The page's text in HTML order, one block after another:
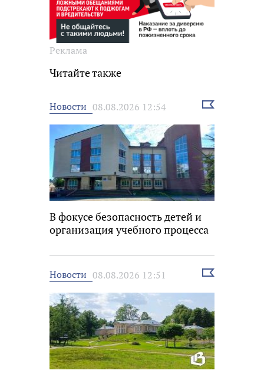
Реклама
Читайте также
Новости 08.08.2026 12:54
Выбрать
В фокусе безопасность детей и
организация учебного процесса
Новости 08.08.2026 12:51
Выбрать